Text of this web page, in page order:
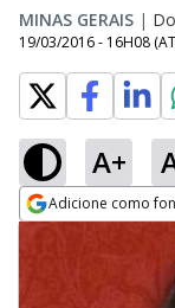
MINAS GERAIS |
19/03/2016 - 16H08
A+
Adicione como
Opens in new